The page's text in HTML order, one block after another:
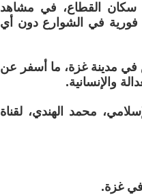
سكان القطاع، في مشاهد
في الشوارع دون أي
في مدينة غزة، ما أسفر عن
والإنسانية.
محمد الهندي، لقناة
في غزة.